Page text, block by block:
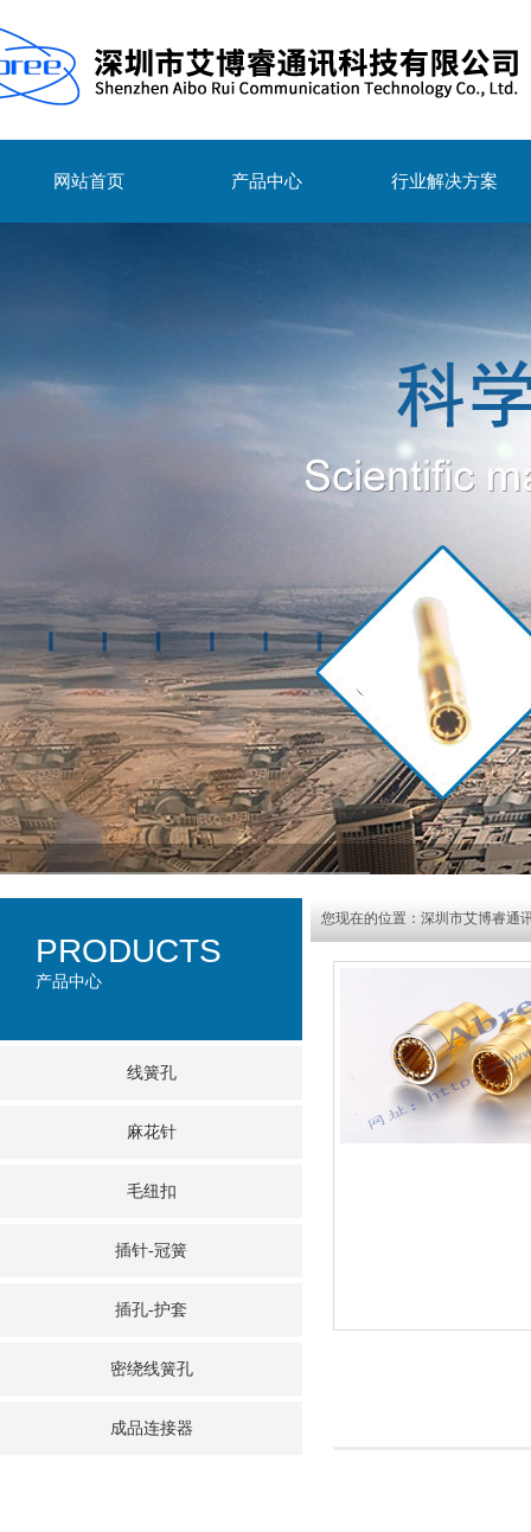
网站首页 产品中心 行业解决方案
PRODUCTS
产品中心
线簧孔
麻花针
毛纽扣
插针-冠簧
插孔-护套
密绕线簧孔
成品连接器
您现在的位置： 深圳市艾博睿通